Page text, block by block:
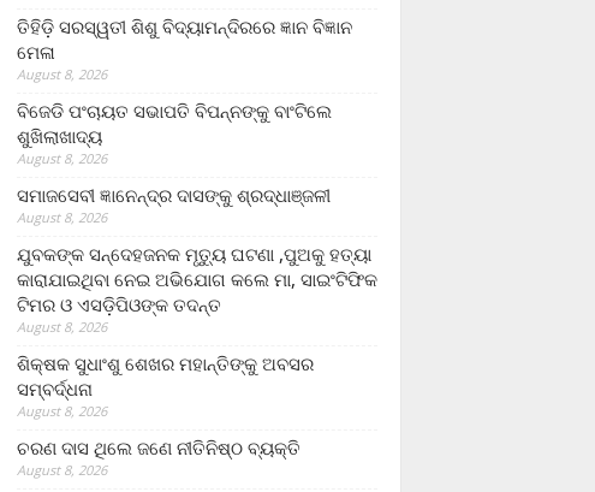
ତିହିଡି଼ ସରସ୍ୱତୀ ଶିଶୁ ବିଦ୍ୟାମନ୍ଦିରରେ ଜ୍ଞାନ ବିଜ୍ଞାନ
ମେଳା
August 8, 2026
ବିଜେଡି ପଂଚାୟତ ସଭାପତି ବିପନ୍ନଙ୍କୁ ବାଂଟିଲେ
ଶୁଖିଲାଖାଦ୍ୟ
August 8, 2026
ସମାଜସେବୀ ଜ୍ଞାନେନ୍ଦ୍ର ଦାସଙ୍କୁ ଶ୍ରଦ୍ଧାଞ୍ଜଳୀ
August 8, 2026
ଯୁବକଙ୍କ ସନ୍ଦେହଜନକ ମୃତ୍ୟୁ ଘଟଣା ,ପୁଅକୁ ହତ୍ୟା
କାରାଯାଇଥିବା ନେଇ ଅଭିଯୋଗ କଲେ ମା, ସାଇଂଟିଫିକ
ଟିମର ଓ ଏସଡ଼ିପିଓଙ୍କ ତଦନ୍ତ
August 8, 2026
ଶିକ୍ଷକ ସୁଧାଂଶୁ ଶେଖର ମହାନ୍ତିଙ୍କୁ ଅବସର
ସମ୍ବର୍ଦ୍ଧନା
August 8, 2026
ଚରଣ ଦାସ ଥିଲେ ଜଣେ ନୀତିନିଷ୍ଠ ବ୍ୟକ୍ତି
August 8, 2026